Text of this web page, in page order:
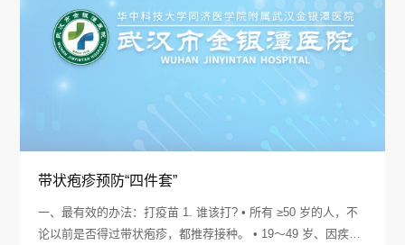
带状疱疹预防“四件套”
一、最有效的办法：打疫苗 1. 谁该打? • 所有 ≥50 岁的人，不
论以前是否得过带状疱疹，都推荐接种。 • 19～49 岁、因疾病